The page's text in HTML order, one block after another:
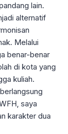
lain.
alternatif
Melalui
benar-benar
di kota yang
kuliah.
saya
karakter dua